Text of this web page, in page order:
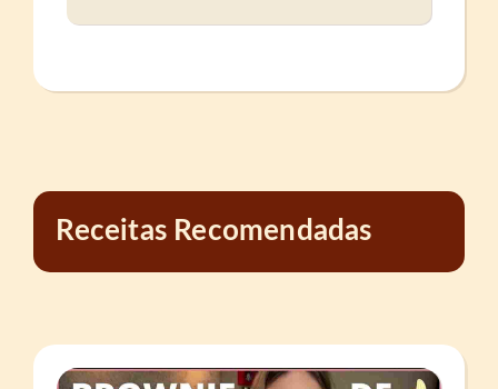
Receitas Recomendadas